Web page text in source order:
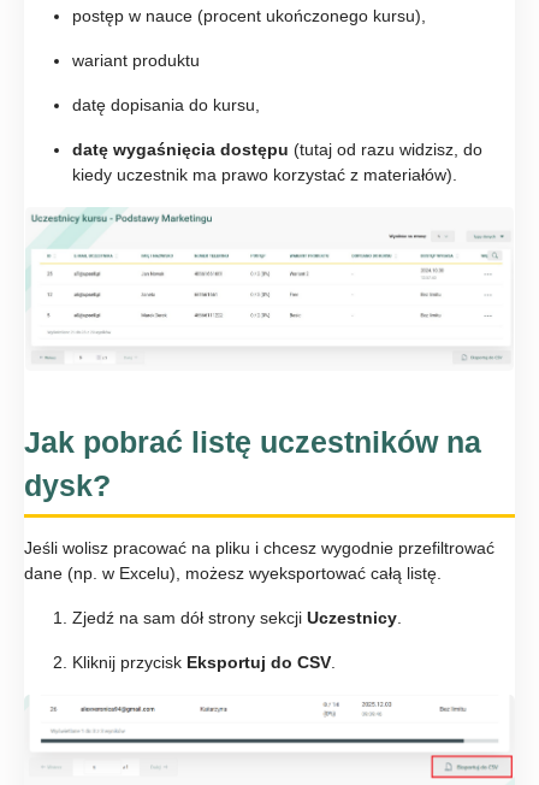
postęp w nauce (procent ukończonego kursu),
wariant produktu
datę dopisania do kursu,
datę wygaśnięcia dostępu (tutaj od razu widzisz, do
kiedy uczestnik ma prawo korzystać z materiałów).
Jak pobrać listę uczestników na
dysk?
Jeśli wolisz pracować na pliku i chcesz wygodnie przefiltrować
dane (np. w Excelu), możesz wyeksportować całą listę.
Zjedź na sam dół strony sekcji Uczestnicy.
Kliknij przycisk Eksportuj do CSV.